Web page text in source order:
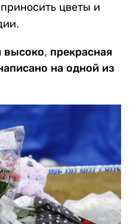
цветы и
высоко, прекрасная
на одной из